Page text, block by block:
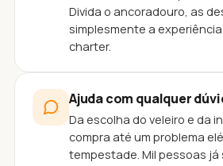
Divida o ancoradouro, as
simplesmente a
charter.
Ajuda com qualquer
Da escolha do veleiro e da
compra até um problema
tempestade. Mil pessoas já